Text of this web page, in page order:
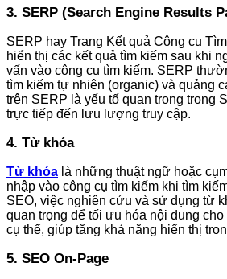
3. SERP (Search Engine Results
SERP hay Trang Kết quả Công cụ
hiển thị các kết quả tìm kiếm sau khi
vấn vào công cụ tìm kiếm. SERP
tìm kiếm tự nhiên (organic) và quảng
trên SERP là yếu tố quan trọng trong
trực tiếp đến lưu lượng truy cập.
4. Từ khóa
Từ khóa là những thuật ngữ hoặc
nhập vào công cụ tìm kiếm khi tìm
SEO, việc nghiên cứu và sử dụng từ
quan trọng để tối ưu hóa nội dung
cụ thể, giúp tăng khả năng hiển thị
5. SEO On-Page